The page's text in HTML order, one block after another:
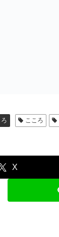
ろ こころ
X